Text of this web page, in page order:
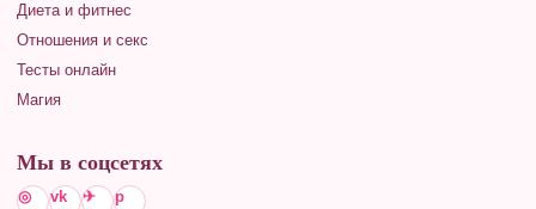
Диета и фитнес
Отношения и секс
Тесты онлайн
Магия
Мы в соцсетях
◎ vk ✈ p